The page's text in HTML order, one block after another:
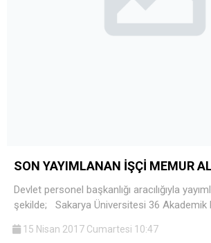
SON YAYIMLANAN İŞÇİ MEMUR
Devlet personel başkanlığı aracılığıyla
şekilde; Sakarya Üniversitesi 36 Akademik
15 Nisan 2017 Cumartesi 10:47